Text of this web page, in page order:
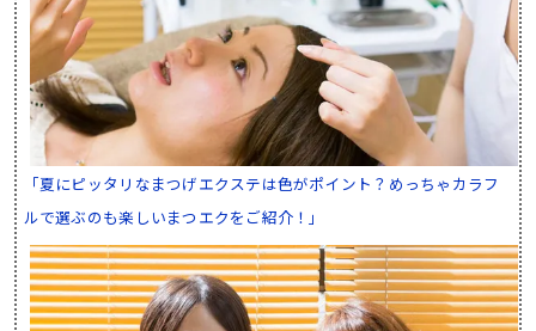
「夏にピッタリなまつげエクステは色がポイント？めっちゃカラフ
ルで選ぶのも楽しいまつエクをご紹介！」